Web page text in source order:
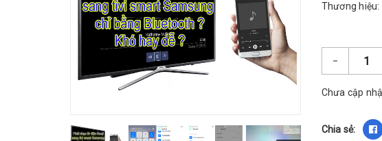
Thương hiệu:
-
Chưa cập
Chia sẻ: